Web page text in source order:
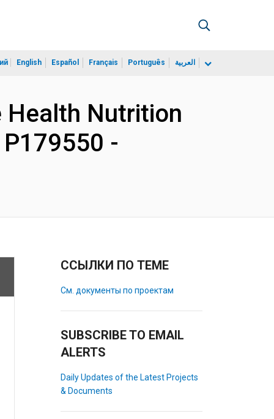
English Español Français Português العربية
Health Nutrition
-
ССЫЛКИ ПО ТЕМЕ
См. документы по проектам
SUBSCRIBE TO EMAIL
ALERTS
Daily Updates of the Latest Projects
& Documents